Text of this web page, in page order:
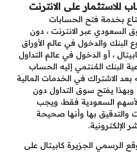
للاستثمار على الانترنت
بخدمة فتح الحسابات
السعودي عبر الانترنت ، دون
البنك والدخول في عالم الأوراق
، أو الدخول في عالم التداول
البنك المُنتمي إليه الحساب
بعد الاشتراك في الخدمات المالية
وبهذا يفتح سوق التداول دون
السعودية فقط، ويجب
والتدقيق بها وأنها صحيحة
الرسمي الجزيرة كابيتال على